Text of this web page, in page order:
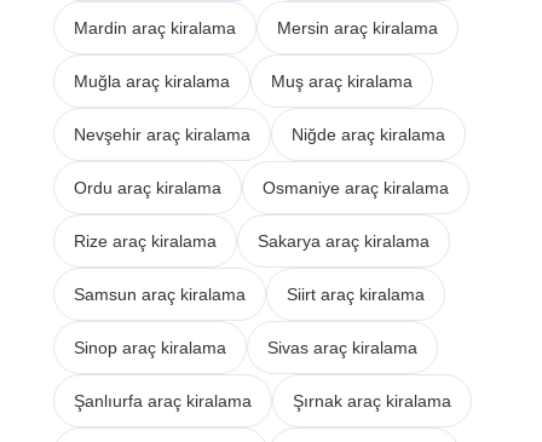
Mardin araç kiralama Mersin araç kiralama
Muğla araç kiralama Muş araç kiralama
Nevşehir araç kiralama Niğde araç kiralama
Ordu araç kiralama Osmaniye araç kiralama
Rize araç kiralama Sakarya araç kiralama
Samsun araç kiralama Siirt araç kiralama
Sinop araç kiralama Sivas araç kiralama
Şanlıurfa araç kiralama Şırnak araç kiralama